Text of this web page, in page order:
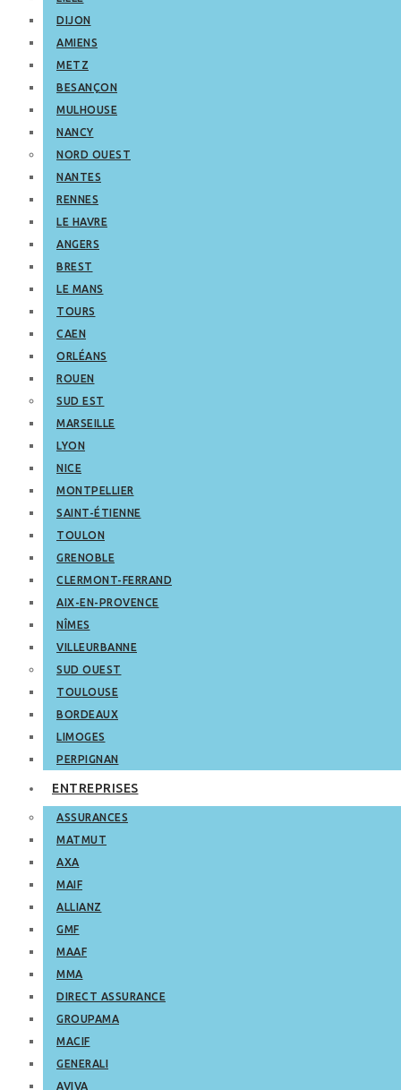
DIJON
AMIENS
METZ
BESANÇON
MULHOUSE
NANCY
NORD OUEST
NANTES
RENNES
LE HAVRE
ANGERS
BREST
LE MANS
TOURS
CAEN
ORLÉANS
ROUEN
SUD EST
MARSEILLE
LYON
NICE
MONTPELLIER
SAINT-ÉTIENNE
TOULON
GRENOBLE
CLERMONT-FERRAND
AIX-EN-PROVENCE
NÎMES
VILLEURBANNE
SUD OUEST
TOULOUSE
BORDEAUX
LIMOGES
PERPIGNAN
ENTREPRISES
ASSURANCES
MATMUT
AXA
MAIF
ALLIANZ
GMF
MAAF
MMA
DIRECT ASSURANCE
GROUPAMA
MACIF
GENERALI
AVIVA